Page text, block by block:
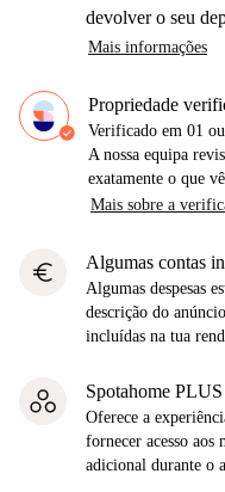
devolver o seu
Mais informações
Propriedade
Verificado em 01
A nossa equipa
exatamente o que
Mais sobre a
euro Algumas contas
Algumas despesas
descrição do
incluídas na tua
Spotahome PLUS
Oferece a
fornecer acesso aos
adicional durante o